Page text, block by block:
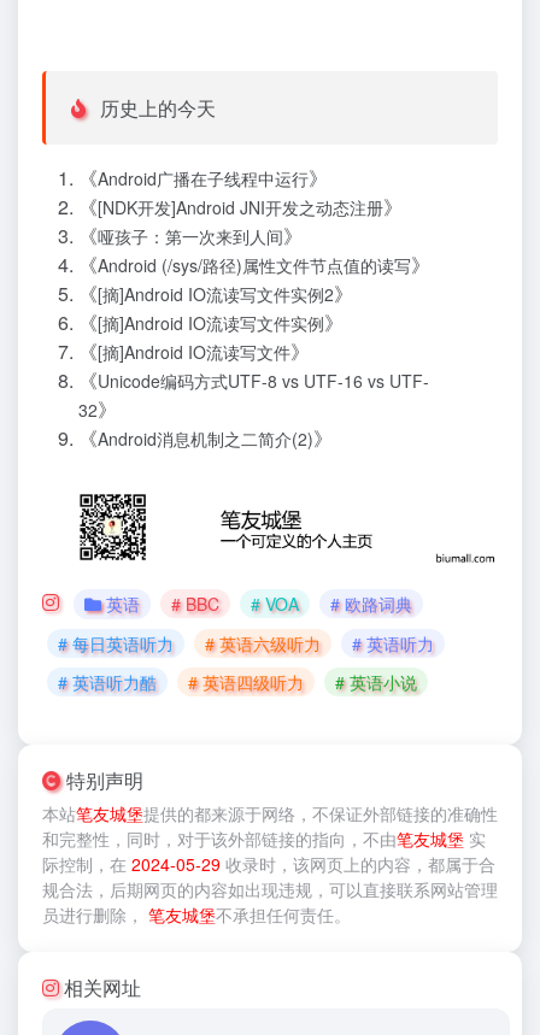
历史上的今天
《Android广播在子线程中运行》
《[NDK开发]Android JNI开发之动态注册》
《哑孩子：第一次来到人间》
《Android (/sys/路径)属性文件节点值的读写》
《[摘]Android IO流读写文件实例2》
《[摘]Android IO流读写文件实例》
《[摘]Android IO流读写文件》
《Unicode编码方式UTF-8 vs UTF-16 vs UTF-
32》
《Android消息机制之二简介(2)》
英语 # BBC # VOA
# 欧路词典
# 每日英语听力
# 英语六级听力
# 英语听力
# 英语听力酷
# 英语四级听力 # 英语小说
特别声明
本站笔友城堡提供的都来源于网络，不保证外部链接的准确性
和完整性，同时，对于该外部链接的指向，不由笔友城堡 实
际控制，在 2024-05-29 收录时，该网页上的内容，都属于合
规合法，后期网页的内容如出现违规，可以直接联系网站管理
员进行删除， 笔友城堡不承担任何责任。
相关网址